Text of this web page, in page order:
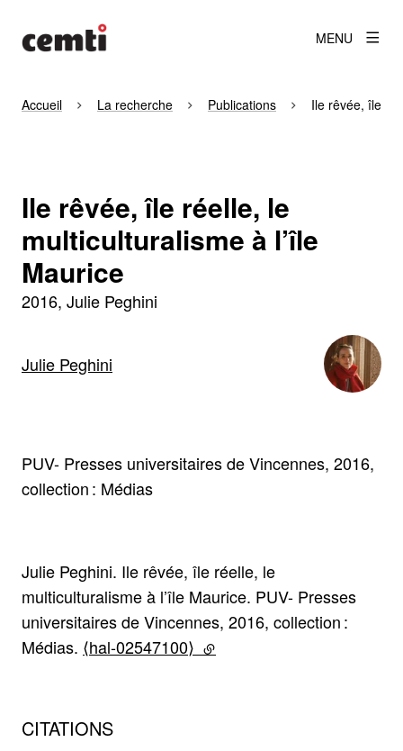
MENU
Accueil La recherche Publications Ile rêvée, île
Ile rêvée, île réelle, le
multiculturalisme à l’île
Maurice
2016 Julie Peghini
Julie Peghini
PUV- Presses universitaires de Vincennes, 2016,
collection : Médias
Julie Peghini. Ile rêvée, île réelle, le
multiculturalisme à l’île Maurice. PUV- Presses
universitaires de Vincennes, 2016, collection :
Médias. ⟨hal-02547100⟩ (lien externe)
CITATIONS